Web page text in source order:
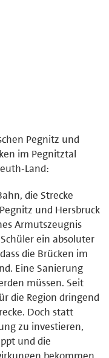
Pegnitz und
im Pegnitztal
Land:
die Strecke
und Hersbruck
Armutszeugnis
ein absoluter
die Brücken im
Eine Sanierung
müssen. Seit
die Region dringend
Doch statt
zu investieren,
und die
bekommen